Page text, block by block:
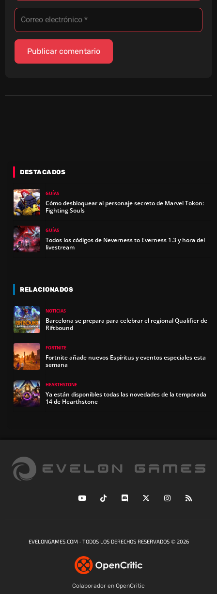
DESTACADOS
GUÍAS
Cómo desbloquear al personaje secreto de Marvel Tokon:
Fighting Souls
GUÍAS
Todos los códigos de Neverness to Everness 1.3 y hora del
livestream
RELACIONADOS
NOTICIAS
Barcelona se prepara para celebrar el regional Qualifier de
Riftbound
FORTNITE
Fortnite añade nuevos Espíritus y eventos especiales esta
semana
HEARTHSTONE
Ya están disponibles todas las novedades de la temporada
14 de Hearthstone
EVELONGAMES.COM · TODOS LOS DERECHOS RESERVADOS © 2026
Colaborador en OpenCritic